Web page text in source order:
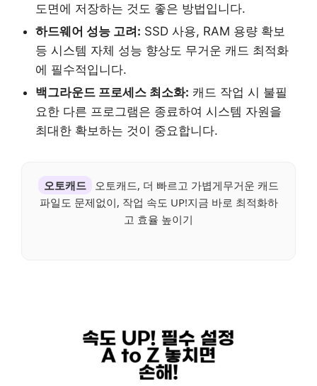
도면에 저장하는 것도 좋은 방법입니다.
하드웨어 성능 고려: SSD 사용, RAM 용량 확보
등 시스템 자체 성능 향상도 무거운 캐드 최적화
에 필수적입니다.
백그라운드 프로세스 최소화: 캐드 작업 시 불필
요한 다른 프로그램은 종료하여 시스템 자원을
최대한 확보하는 것이 중요합니다.
오토캐드
오토캐드, 더 빠르고 가볍게무거운 캐드
파일도 문제없이, 작업 속도 UP!지금 바로 최적화하
고 효율 높이기